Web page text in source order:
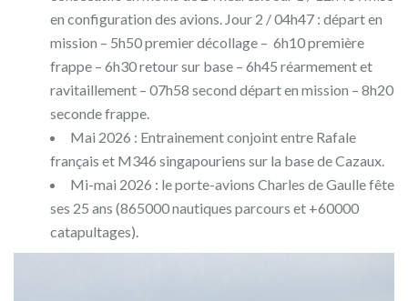
en configuration des avions. Jour 2 / 04h47 : départ en
mission – 5h50 premier décollage – 6h10 première
frappe – 6h30 retour sur base – 6h45 réarmement et
ravitaillement – 07h58 second départ en mission – 8h20
seconde frappe.
Mai 2026 : Entrainement conjoint entre Rafale
français et M346 singapouriens sur la base de Cazaux.
Mi-mai 2026 : le porte-avions Charles de Gaulle fête
ses 25 ans (865000 nautiques parcours et +60000
catapultages).